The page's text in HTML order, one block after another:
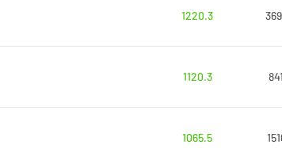
1220.3
1120.3
1065.5